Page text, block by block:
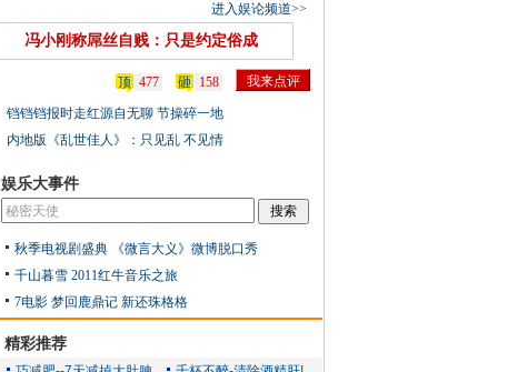
进入娱论频道>>
冯小刚称屌丝自贱：只是约定俗成
顶 477 砸
158
铛铛铛报时走红源自无聊 节操碎一地
内地版《乱世佳人》：只见乱 不见情
娱乐大事件
秋季电视剧盛典
《微言大义》微博脱口秀
千山暮雪 2011红牛音乐之旅
7电影 梦回鹿鼎记 新还珠格格
精彩推荐